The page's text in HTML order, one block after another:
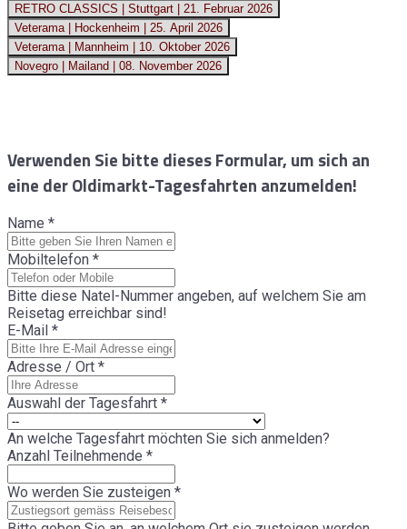
RETRO CLASSICS | Stuttgart | 21. Februar 2026
Veterama | Hockenheim | 25. April 2026
Veterama | Mannheim | 10. Oktober 2026
Novegro | Mailand | 08. November 2026
Verwenden Sie bitte dieses Formular, um sich an
eine der Oldimarkt-Tagesfahrten anzumelden!
Name *
Mobiltelefon *
Bitte diese Natel-Nummer angeben, auf welchem Sie am
Reisetag erreichbar sind!
E-Mail *
Adresse / Ort *
Auswahl der Tagesfahrt *
An welche Tagesfahrt möchten Sie sich anmelden?
Anzahl Teilnehmende *
Wo werden Sie zusteigen *